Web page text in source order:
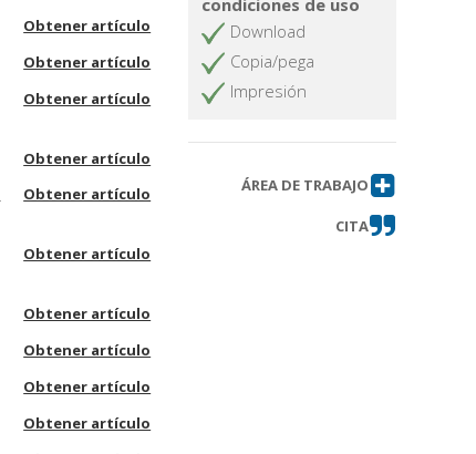
Obtener artículo
Obtener artículo
Obtener artículo
Obtener artículo
Obtener artículo
Obtener artículo
Obtener artículo
Obtener artículo
Obtener artículo
Obtener artículo
condiciones de uso
Download
Copia/pega
Impresión
ÁREA DE TRABAJO
CITA